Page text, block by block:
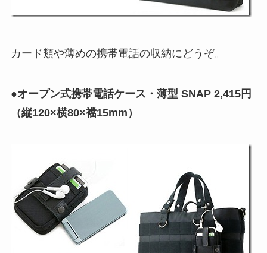
カード類や薄めの携帯電話の収納にどうぞ。
●オープン式携帯電話ケース・薄型 SNAP 2,415円
（縦120×横80×襠15mm）